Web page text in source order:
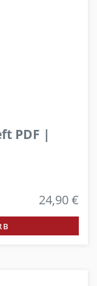
PDF |
24,90 €